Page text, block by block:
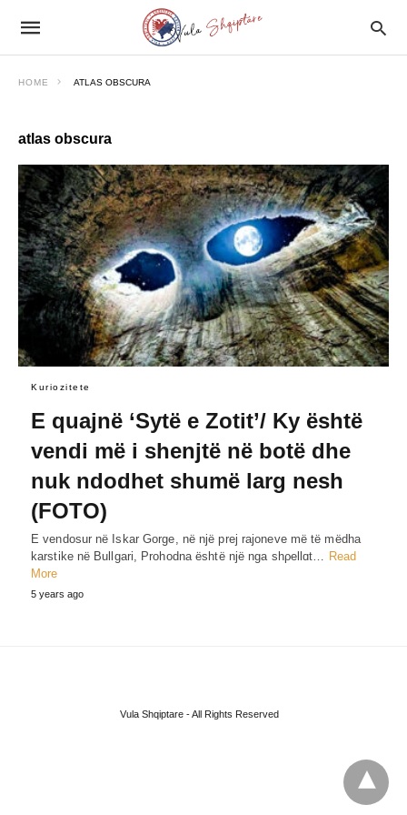
HOME ATLAS OBSCURA
atlas obscura
Kuriozitete
E quajnë ‘Sytë e Zotit’/ Ky është
vendi më i shenjtë në botë dhe
nuk ndodhet shumë larg nesh
(FOTO)
E vendosur në Iskar Gorge, në një prej rajoneve më të mëdha
karstike në Bullgari, Prohodna është një nga shρellɑt… Read
More
5 years ago
Vula Shqiptare - All Rights Reserved